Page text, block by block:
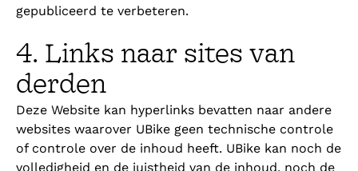
gepubliceerd te verbeteren.
4. Links naar sites van
derden
Deze Website kan hyperlinks bevatten naar andere
websites waarover UBike geen technische controle
of controle over de inhoud heeft. UBike kan noch de
volledigheid en de juistheid van de inhoud, noch de